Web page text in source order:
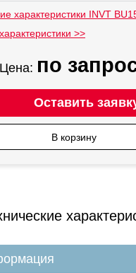
характеристики INVT
>>
Цена: по
Оставить
В корзину